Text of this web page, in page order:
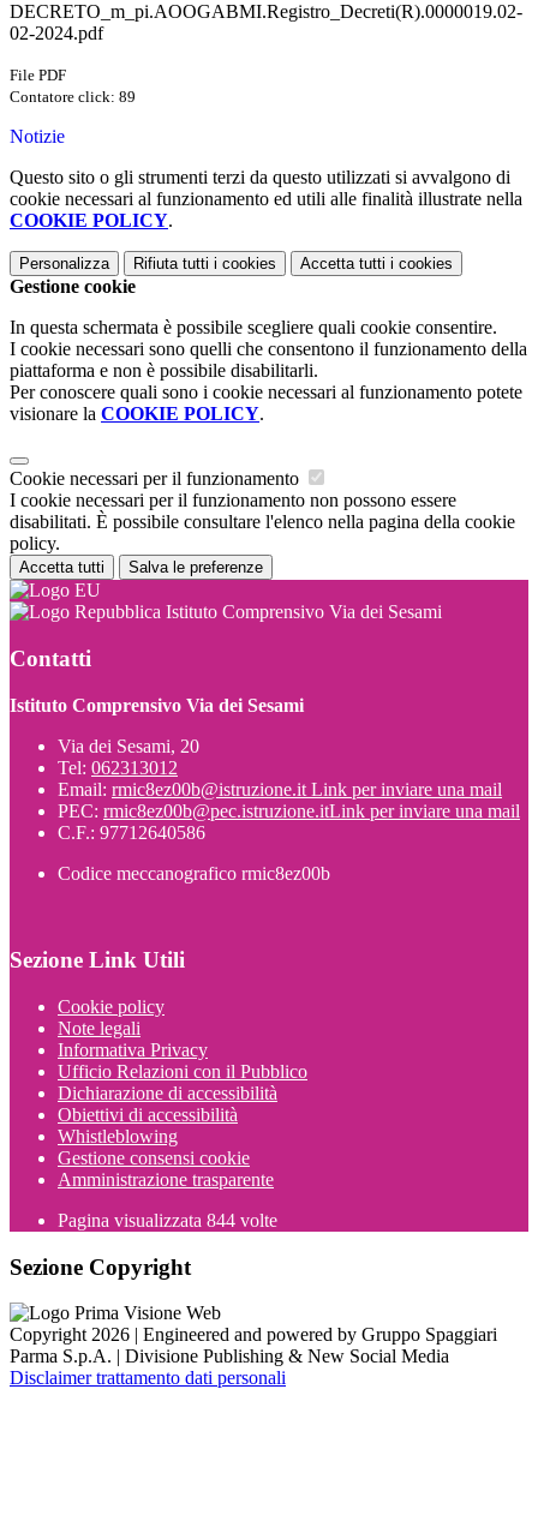
DECRETO_m_pi.AOOGABMI.Registro_Decreti(R).0000019.02-
02-2024.pdf
File PDF
Contatore click: 89
Notizie
Questo sito o gli strumenti terzi da questo utilizzati si avvalgono di
cookie necessari al funzionamento ed utili alle finalità illustrate nella
COOKIE POLICY.
Personalizza Rifiuta tutti i cookies Accetta tutti i cookies
Gestione cookie
In questa schermata è possibile scegliere quali cookie consentire.
I cookie necessari sono quelli che consentono il funzionamento della
piattaforma e non è possibile disabilitarli.
Per conoscere quali sono i cookie necessari al funzionamento potete
visionare la COOKIE POLICY.
Cookie necessari per il funzionamento
I cookie necessari per il funzionamento non possono essere
disabilitati. È possibile consultare l'elenco nella pagina della cookie
policy.
Accetta tutti Salva le preferenze
Istituto Comprensivo Via dei Sesami
Contatti
Istituto Comprensivo Via dei Sesami
Via dei Sesami, 20
Tel: 062313012
Email: rmic8ez00b@istruzione.it Link per inviare una mail
PEC: rmic8ez00b@pec.istruzione.itLink per inviare una mail
C.F.: 97712640586
Codice meccanografico rmic8ez00b
Sezione Link Utili
Cookie policy
Note legali
Informativa Privacy
Ufficio Relazioni con il Pubblico
Dichiarazione di accessibilità
Obiettivi di accessibilità
Whistleblowing
Gestione consensi cookie
Amministrazione trasparente
Pagina visualizzata 844 volte
Sezione Copyright
Copyright 2026 | Engineered and powered by Gruppo Spaggiari
Parma S.p.A. | Divisione Publishing & New Social Media
Disclaimer trattamento dati personali